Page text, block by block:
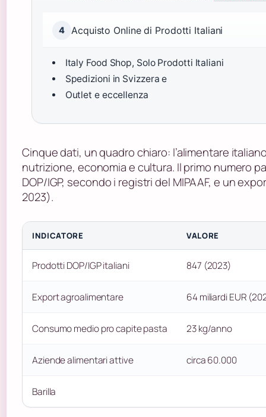
4 Acquisto Online di Prodotti Italiani
Italy Food Shop, Solo Prodotti Italiani
Spedizioni in Svizzera e
Outlet e eccellenza
Cinque dati, un quadro chiaro: l’alimentare
nutrizione, economia e cultura. Il primo numero
DOP/IGP, secondo i registri del MIPAAF, e un
2023).
INDICATORE VALORE
Prodotti DOP/IGP italiani 847 (2023)
Export agroalimentare 64 miliardi EUR
Consumo medio pro capite pasta 23 kg/anno
Aziende alimentari attive circa 60.000
Barilla